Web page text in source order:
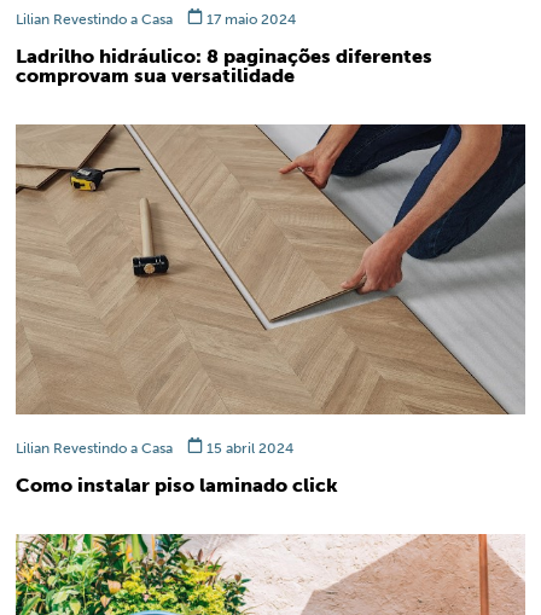
Lilian Revestindo a Casa 17 maio 2024
Ladrilho hidráulico: 8 paginações diferentes
comprovam sua versatilidade
Lilian Revestindo a Casa 15 abril 2024
Como instalar piso laminado click